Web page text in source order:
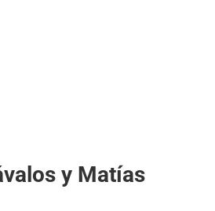
y Matías